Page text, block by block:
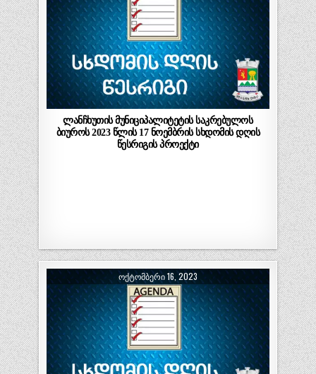
ლანჩხუთის მუნიციპალიტეტის საკრებულოს
ბიუროს 2023 წლის 17 ნოემბრის სხდომის დღის
წესრიგის პროექტი
ᲝᲥᲢᲝᲛᲑᲔᲠᲘ 16, 2023